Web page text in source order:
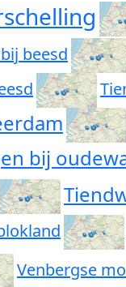
beesd
bij
Venbergse